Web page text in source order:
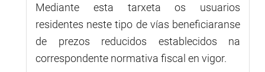
Mediante esta tarxeta os usuarios
residentes neste tipo de vías beneficiaranse
de prezos reducidos establecidos na
correspondente normativa fiscal en vigor.